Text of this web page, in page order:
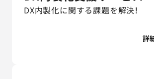
DX内製化に関する課題を解決！
詳